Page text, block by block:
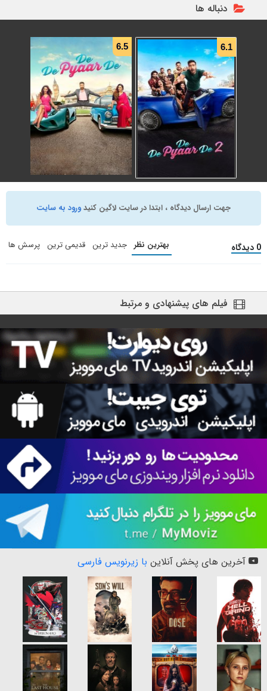
دنباله ها
6.1
De De Pyaar De 2
6.5
De De Pyaar De
(2019)
کمدی,عاشقانه
جهت ارسال دیدگاه ، ابتدا در سایت لاگین کنیدورود به سایت
0 دیدگاه بهترین نظر جدید ترین قدیمی ترین پرسش ها
فیلم های پیشنهادی و مرتبط
آخرین های پخش آنلاین با زیرنویس فارسی